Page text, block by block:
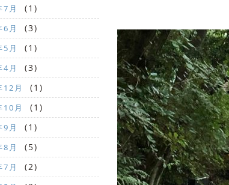
月 (1)
月 (3)
月 (1)
月 (3)
月 (1)
月 (1)
月 (1)
月 (5)
月 (2)